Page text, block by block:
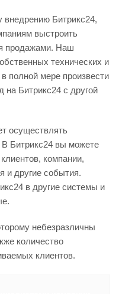
внедрению Битрикс24,
выстроить
продажами. Наш
технических и
полной мере произвести
на Битрикс24 с другой
осуществлять
Битрикс24 вы можете
компании,
и другие события.
в другие системы и
небезразличны
количество
клиентов.